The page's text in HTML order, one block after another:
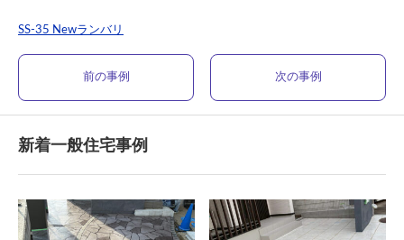
SS-35 Newランバリ
前の事例 次の事例
新着一般住宅事例